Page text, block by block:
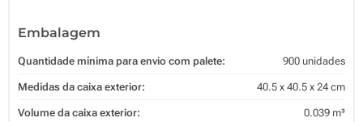
Embalagem
Quantidade mínima para envio com palete: 900 unidades
Medidas da caixa exterior: 40.5 x 40.5 x 24 cm
Volume da caixa exterior: 0.039 m³